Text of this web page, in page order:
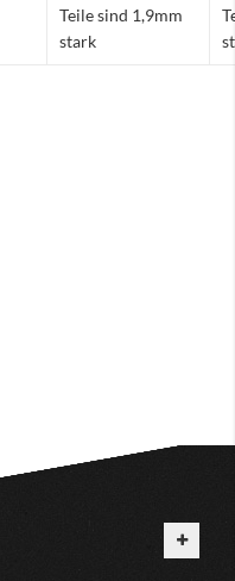
Teile sind 1,9mm
stark